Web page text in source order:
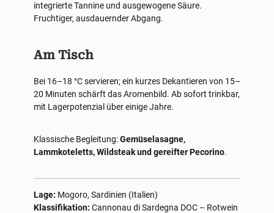
integrierte Tannine und ausgewogene Säure.
Fruchtiger, ausdauernder Abgang.
Am Tisch
Bei 16–18 °C servieren; ein kurzes Dekantieren von 15–
20 Minuten schärft das Aromenbild. Ab sofort trinkbar,
mit Lagerpotenzial über einige Jahre.
Klassische Begleitung:Gemüselasagne,
Lammkoteletts, Wildsteak und gereifter Pecorino.
Lage: Mogoro, Sardinien (Italien)
Klassifikation: Cannonau di Sardegna DOC – Rotwein